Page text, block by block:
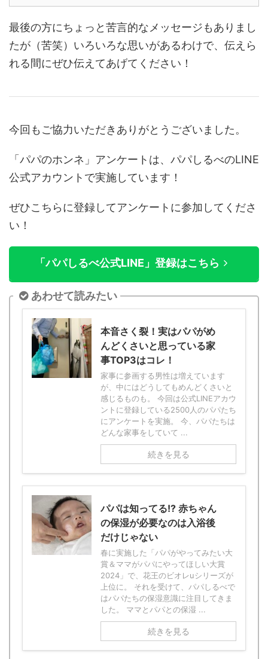
最後の方にちょっと苦言的なメッセージもありまし
たが（苦笑）いろいろな思いがあるわけで、伝えら
れる間にぜひ伝えてあげてください！
今回もご協力いただきありがとうございました。
「パパのホンネ」アンケートは、パパしるべのLINE
公式アカウントで実施しています！
ぜひこちらに登録してアンケートに参加してくださ
い！
「パパしるべ公式LINE」登録はこちら
あわせて読みたい
本音さく裂！実はパパがめ
んどくさいと思っている家
事TOP3はコレ！
家事に参画する男性は増えています
が、中にはどうしてもめんどくさいと
感じるものも。 今回は公式LINEアカウ
ントに登録している2500人のパパたち
にアンケートを実施。 今、パパたちは
どんな家事をしていて ...
続きを見る
パパは知ってる!? 赤ちゃん
の保湿が必要なのは入浴後
だけじゃない
春に実施した「パパがやってみたい大
賞＆ママがパパにやってほしい大賞
2024」で、花王のビオレuシリーズが
上位に。 それを受けて、パパしるべで
はパパたちの保湿意識に注目してきま
した。 ママとパパとの保湿 ...
続きを見る